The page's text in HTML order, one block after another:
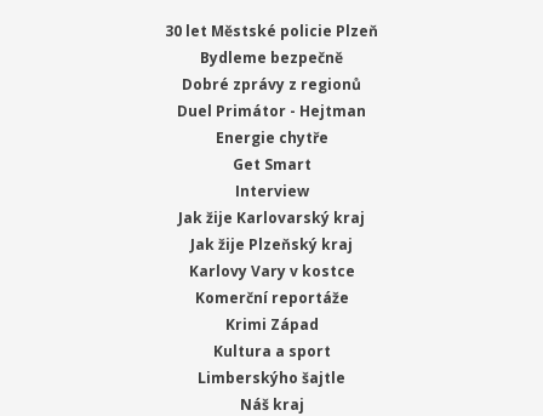
30 let Městské policie Plzeň
Bydleme bezpečně
Dobré zprávy z regionů
Duel Primátor - Hejtman
Energie chytře
Get Smart
Interview
Jak žije Karlovarský kraj
Jak žije Plzeňský kraj
Karlovy Vary v kostce
Komerční reportáže
Krimi Západ
Kultura a sport
Limberskýho šajtle
Náš kraj